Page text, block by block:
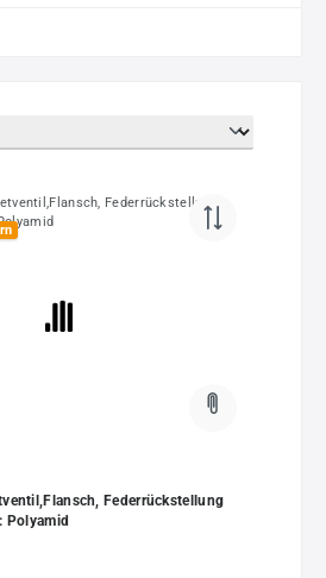
Federrückstellung
Polyamid